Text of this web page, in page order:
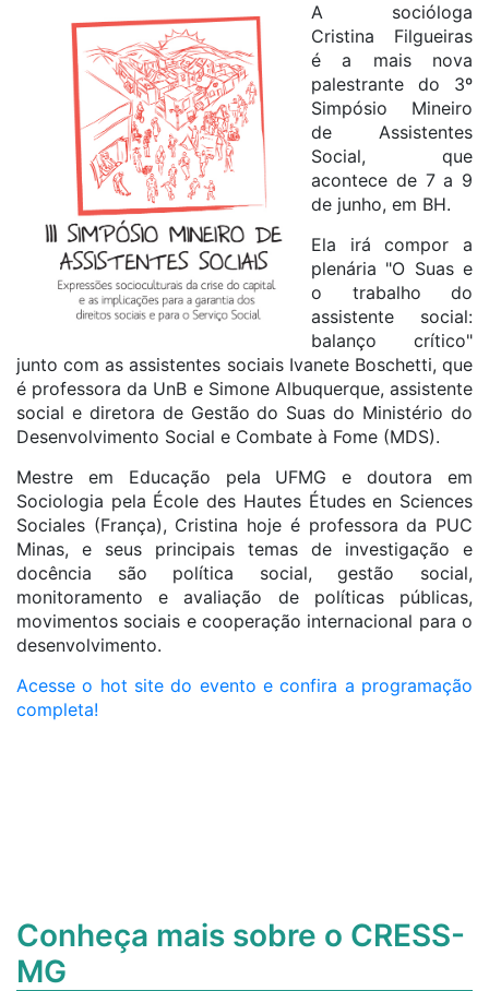
A socióloga
Cristina Filgueiras
é a mais nova
palestrante do 3º
Simpósio Mineiro
de Assistentes
Social, que
acontece de 7 a 9
de junho, em BH.
Ela irá compor a
plenária "O Suas e
o trabalho do
assistente social:
balanço crítico"
junto com as assistentes sociais Ivanete Boschetti, que
é professora da UnB e Simone Albuquerque, assistente
social e diretora de Gestão do Suas do Ministério do
Desenvolvimento Social e Combate à Fome (MDS).
Mestre em Educação pela UFMG e doutora em
Sociologia pela École des Hautes Études en Sciences
Sociales (França), Cristina hoje é professora da PUC
Minas, e seus principais temas de investigação e
docência são política social, gestão social,
monitoramento e avaliação de políticas públicas,
movimentos sociais e cooperação internacional para o
desenvolvimento.
Acesse o hot site do evento e confira a programação
completa!
Conheça mais sobre o CRESS-
MG